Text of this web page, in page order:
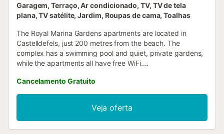
Garagem, Terraço, Ar condicionado, TV, TV de tela
plana, TV satélite, Jardim, Roupas de cama, Toalhas
The Royal Marina Gardens apartments are located in
Castelldefels, just 200 metres from the beach. The
complex has a swimming pool and quiet, private gardens,
while the apartments all have free WiFi....
Cancelamento Gratuito
Veja oferta